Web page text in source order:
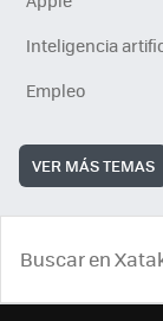
Inteligencia
Empleo
VER MÁS TEMAS